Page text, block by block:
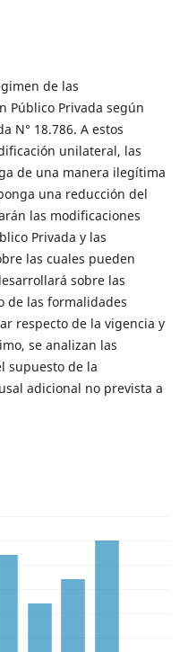
de las
Público Privada según
N° 18.786. A estos
unilateral, las
de una manera ilegítima
una reducción del
las modificaciones
Privada y las
las cuales pueden
sobre las
de las formalidades
respecto de la vigencia y
se analizan las
supuesto de la
adicional no prevista a